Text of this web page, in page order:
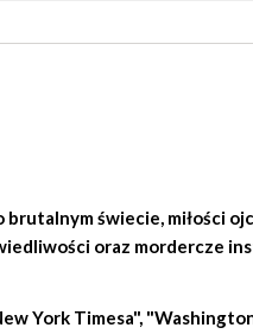
brutalnym świecie, miłości
oraz mordercze
York Timesa",